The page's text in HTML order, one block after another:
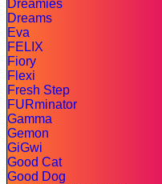
Dreamies
Dreams
Eva
FELIX
Fiory
Flexi
Fresh Step
FURminator
Gamma
Gemon
GiGwi
Good Cat
Good Dog